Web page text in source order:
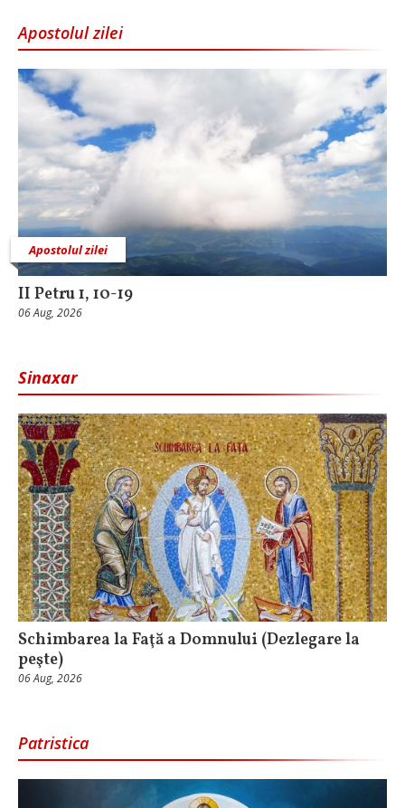
Apostolul zilei
Apostolul zilei
II Petru 1, 10-19
06 Aug, 2026
Sinaxar
Schimbarea la Faţă a Domnului (Dezlegare la
peşte)
06 Aug, 2026
Patristica